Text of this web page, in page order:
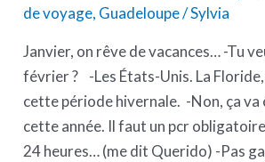
de voyage, Guadeloupe/Sylvia
Janvier, on rêve de vacances… -Tu
février ? -Les États-Unis. La Floride,
cette période hivernale. -Non, ça
cette année. Il faut un pcr
24 heures… (me dit Querido) -Pas